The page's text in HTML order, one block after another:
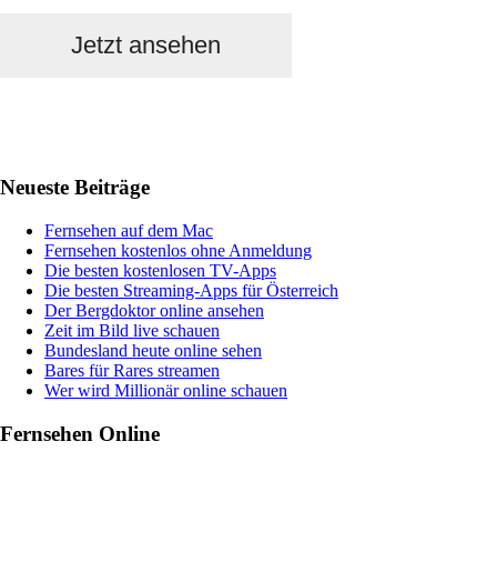
Jetzt ansehen
Sidebar
Neueste Beiträge
Fernsehen auf dem Mac
Fernsehen kostenlos ohne Anmeldung
Die besten kostenlosen TV-Apps
Die besten Streaming-Apps für Österreich
Der Bergdoktor online ansehen
Zeit im Bild live schauen
Bundesland heute online sehen
Bares für Rares streamen
Wer wird Millionär online schauen
Fernsehen Online